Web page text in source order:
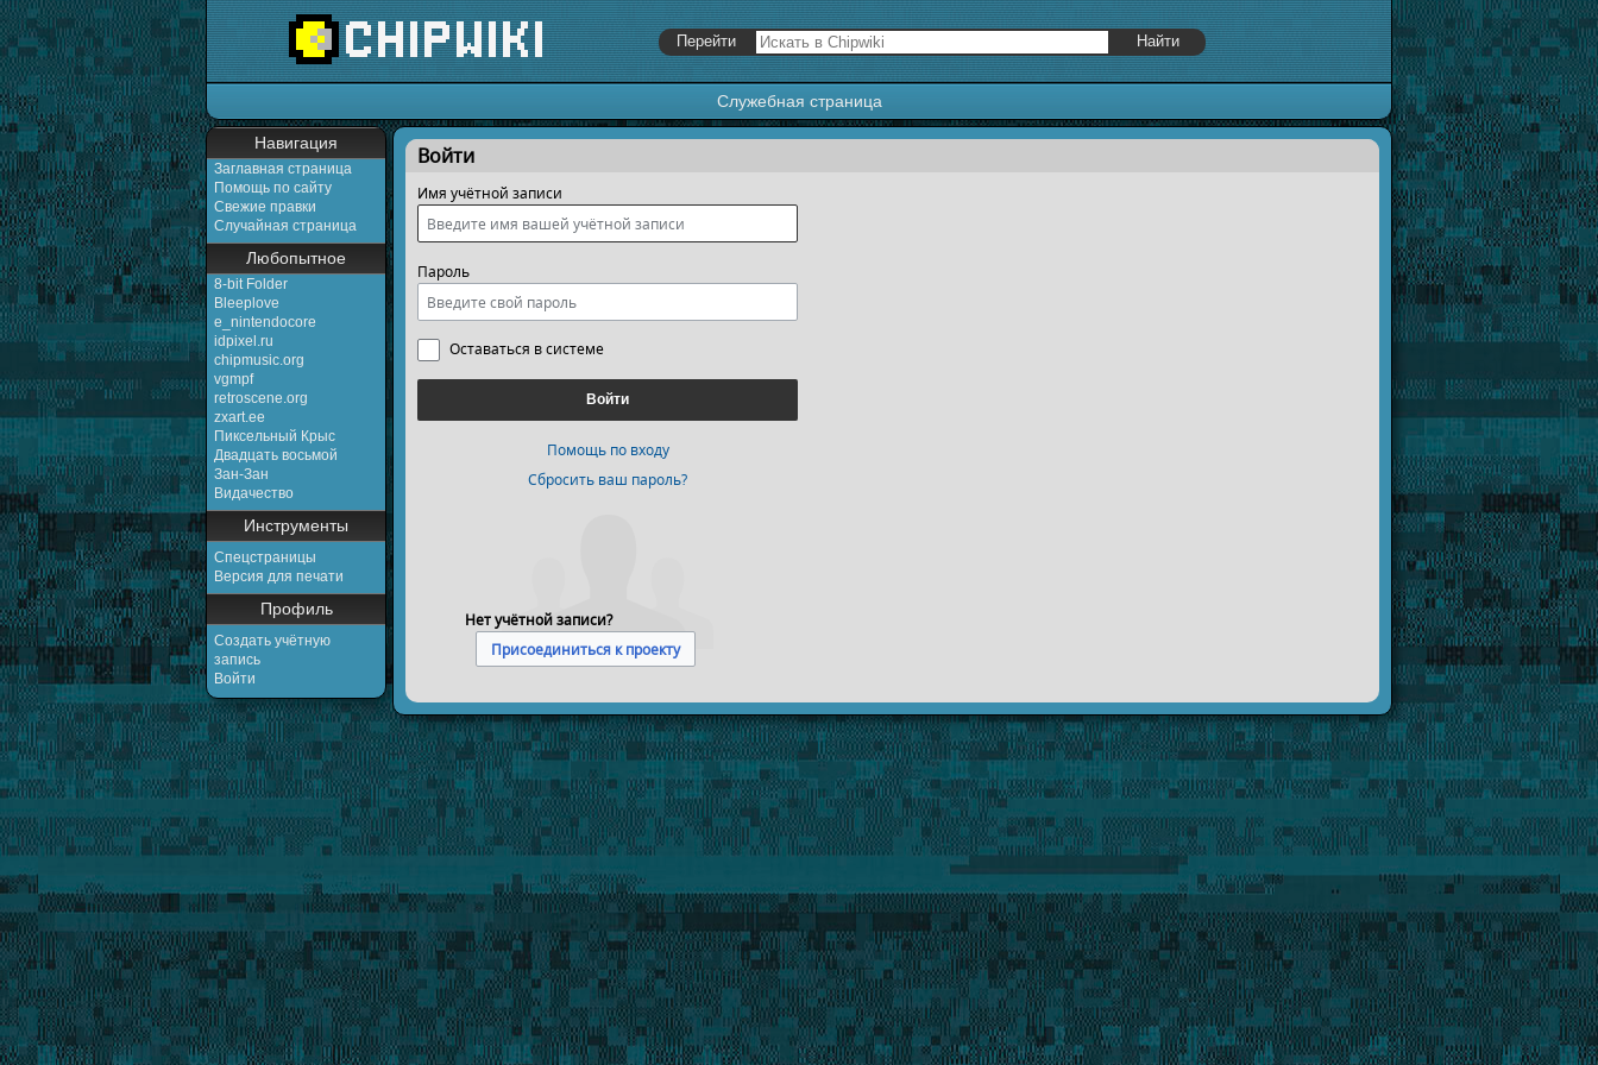
Служебная страница
Навигация
Заглавная страница
Помощь по сайту
Свежие правки
Случайная страница
Любопытное
8-bit Folder
Bleeplove
e_nintendocore
idpixel.ru
chipmusic.org
vgmpf
retroscene.org
zxart.ee
Пиксельный Крыс
Двадцать восьмой
Зан-Зан
Видачество
Инструменты
Спецстраницы
Версия для печати
Профиль
Создать учётную
запись
Войти
Перейти к:навигация,поиск
Войти
Имя учётной записи
Пароль
Оставаться в системе
Войти
Помощь по входу
Сбросить ваш пароль?
Нет учётной записи?
Присоединиться к проекту